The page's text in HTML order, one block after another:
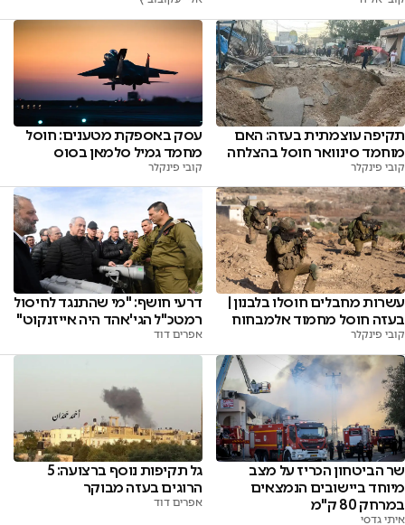
תקיפה עוצמתית בעזה: האם
מוחמד סינוואר חוסל בהצלחה
קובי פינקלר
עסק באספקת מטענים: חוסל
מחמד גמיל סלמאן בסוס
קובי פינקלר
עשרות מחבלים חוסלו בלבנון |
בעזה חוסל מחמוד אלמבחוח
קובי פינקלר
דרעי חושף: "מי שהתנגד לחיסול
רמטכ"ל הגי'אהד היה אייזנקוט"
אפרים דוד
שר הביטחון הכריז על מצב
מיוחד ביישובים הנמצאים
במרחק 80 ק"מ
איתי גדסי
גל תקיפות נוסף ברצועה: 5
הרוגים בעזה מבוקר
אפרים דוד